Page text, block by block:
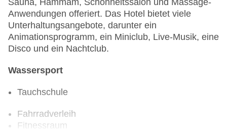
Sauna, Hammam, Schönheitssalon und Massage-
Anwendungen offeriert. Das Hotel bietet viele
Unterhaltungsangebote, darunter ein
Animationsprogramm, ein Miniclub, Live-Musik, eine
Disco und ein Nachtclub.
Wassersport
Tauchschule
Fahrradverleih
Fitnessraum